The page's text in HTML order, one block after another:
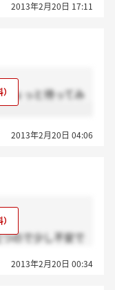
2013年2月20日 17:11
ょっと待ってみ
2013年2月20日 04:06
ので少し不安で
2013年2月20日 00:34